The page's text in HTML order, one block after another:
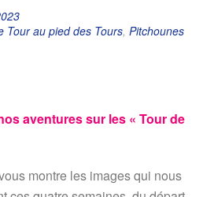
Tour au pied des Tours, Pitchounes
aventures sur les « Tour de
montre les images qui nous